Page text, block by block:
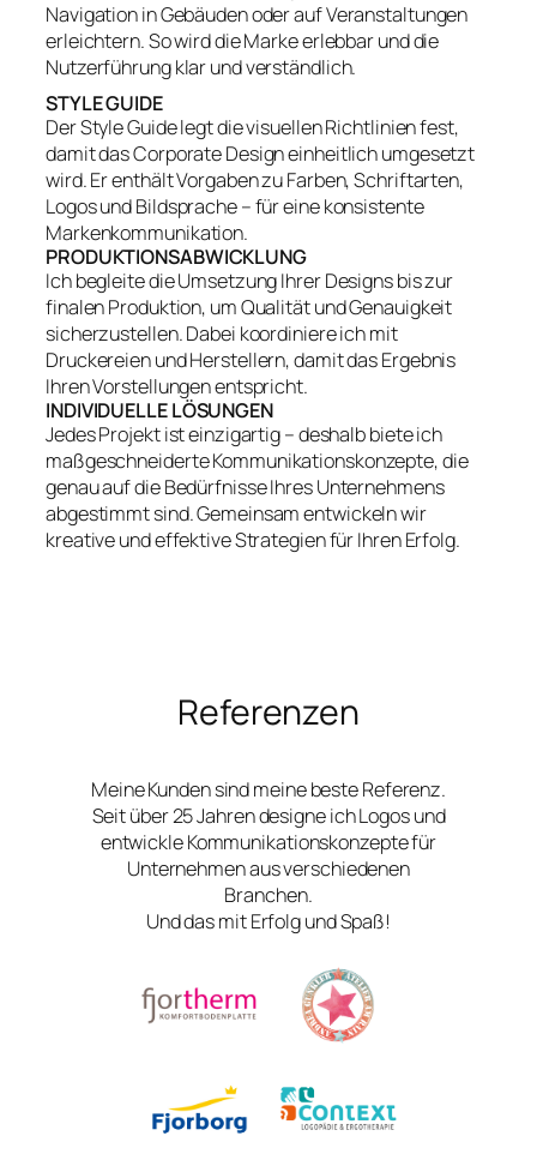
Navigation in Gebäuden oder auf Veranstaltungen
erleichtern. So wird die Marke erlebbar und die
Nutzerführung klar und verständlich.
STYLE GUIDE
Der Style Guide legt die visuellen Richtlinien fest,
damit das Corporate Design einheitlich umgesetzt
wird. Er enthält Vorgaben zu Farben, Schriftarten,
Logos und Bildsprache – für eine konsistente
Markenkommunikation.
PRODUKTIONSABWICKLUNG
Ich begleite die Umsetzung Ihrer Designs bis zur
finalen Produktion, um Qualität und Genauigkeit
sicherzustellen. Dabei koordiniere ich mit
Druckereien und Herstellern, damit das Ergebnis
Ihren Vorstellungen entspricht.
INDIVIDUELLE LÖSUNGEN
Jedes Projekt ist einzigartig – deshalb biete ich
maßgeschneiderte Kommunikationskonzepte, die
genau auf die Bedürfnisse Ihres Unternehmens
abgestimmt sind. Gemeinsam entwickeln wir
kreative und effektive Strategien für Ihren Erfolg.
Referenzen
Meine Kunden sind meine beste Referenz.
Seit über 25 Jahren designe ich Logos und
entwickle Kommunikationskonzepte für
Unternehmen aus verschiedenen
Branchen.
Und das mit Erfolg und Spaß!